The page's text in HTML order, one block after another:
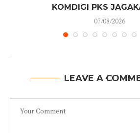
KOMDIGI PKS
07/08/2026
LEAVE A